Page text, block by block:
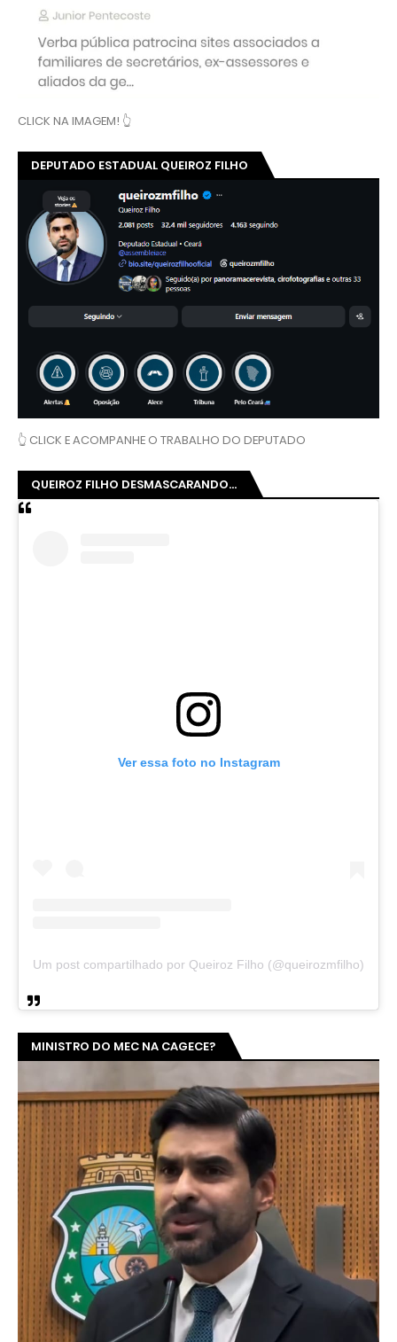
CLICK NA IMAGEM! 👆
DEPUTADO ESTADUAL QUEIROZ FILHO
👆 CLICK E ACOMPANHE O TRABALHO DO DEPUTADO
QUEIROZ FILHO DESMASCARANDO...
Ver essa foto no Instagram
Um post compartilhado por Queiroz Filho (@queirozmfilho)
MINISTRO DO MEC NA CAGECE?